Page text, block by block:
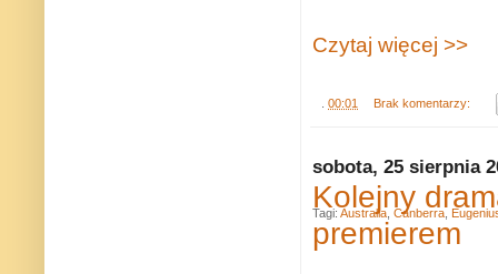
Czytaj więcej >>
00:01 Brak komentarzy:
sobota, 25 sierpnia
Kolejny
premierem
Tagi: Australia Canberra